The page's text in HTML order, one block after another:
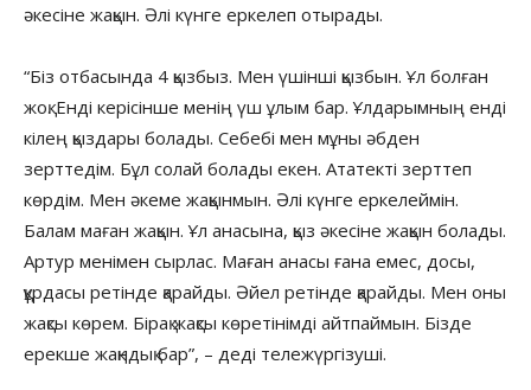
әкесіне жақын. Әлі күнге еркелеп отырады.
“Біз отбасында 4 қызбыз. Мен үшінші қызбын. Ұл болған
жоқ. Енді керісінше менің үш ұлым бар. Ұлдарымның енді
кілең қыздары болады. Себебі мен мұны әбден
зерттедім. Бұл солай болады екен. Ататекті зерттеп
көрдім. Мен әкеме жақынмын. Әлі күнге еркелеймін.
Балам маған жақын. Ұл анасына, қыз әкесіне жақын болады.
Артур менімен сырлас. Маған анасы ғана емес, досы,
құрдасы ретінде қарайды. Әйел ретінде қарайды. Мен оны
жақсы көрем. Бірақ жақсы көретінімді айтпаймын. Бізде
ерекше жақндық бар”, – деді тележүргізуші.